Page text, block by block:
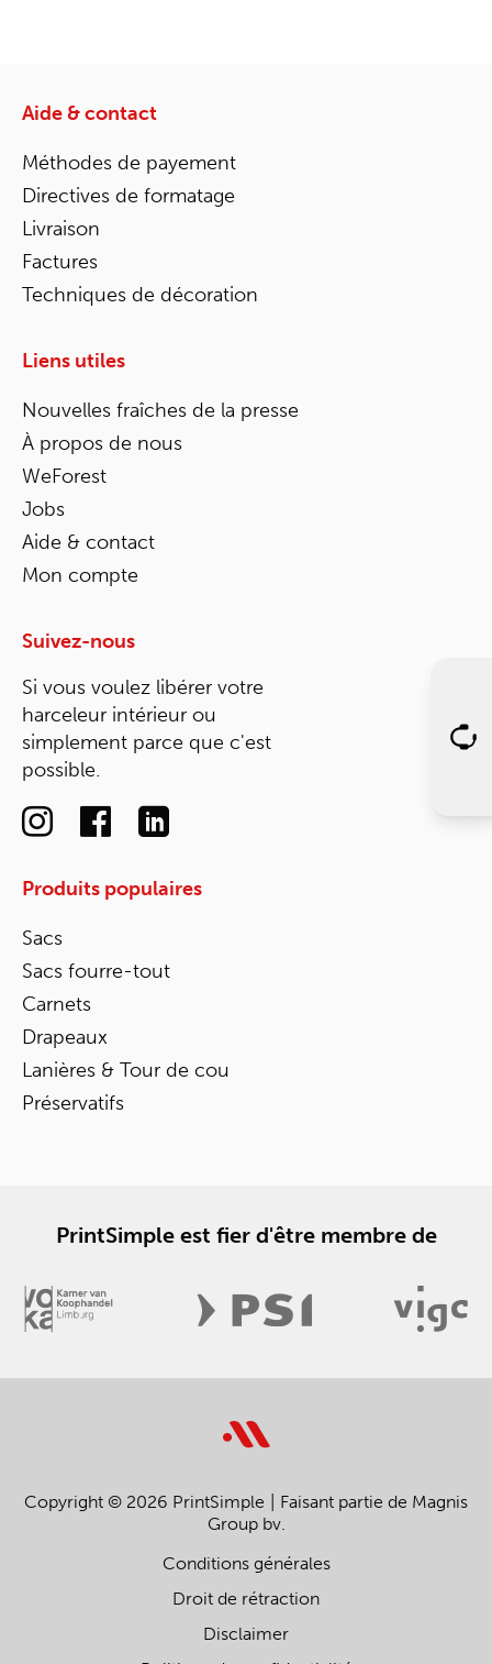
Aide & contact
Méthodes de payement
Directives de formatage
Livraison
Factures
Techniques de décoration
Liens utiles
Nouvelles fraîches de la presse
À propos de nous
WeForest
Jobs
Aide & contact
Mon compte
Suivez-nous
Si vous voulez libérer votre
harceleur intérieur ou
simplement parce que c'est
possible.
Produits populaires
Sacs
Sacs fourre-tout
Carnets
Drapeaux
Lanières & Tour de cou
Préservatifs
PrintSimple est fier d'être membre de
Copyright © 2026 PrintSimple
Faisant partie de Magnis
Group bv.
Conditions générales
Droit de rétraction
Disclaimer